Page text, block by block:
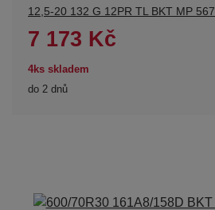
12,5-20 132 G 12PR TL BKT MP 567
7 173 Kč
4ks skladem
do 2 dnů